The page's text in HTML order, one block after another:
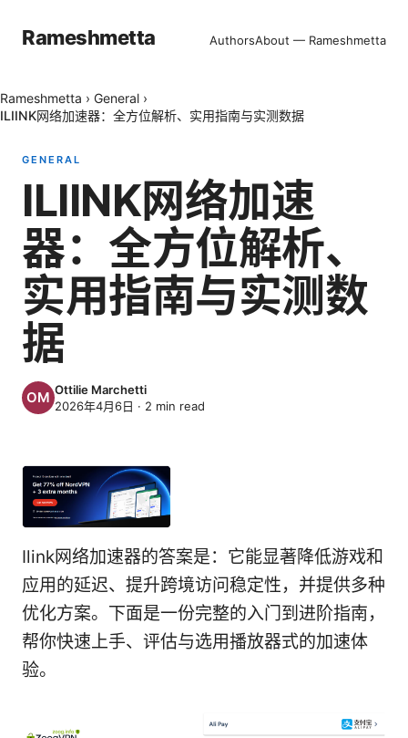
Rameshmetta AuthorsAbout — Rameshmetta
Rameshmetta › General ›
ILIINK网络加速器：全方位解析、实用指南与实测数据
GENERAL
ILIINK网络加速
器：全方位解析、
实用指南与实测数
据
Ottilie Marchetti
2026年4月6日 · 2 min read
Ilink网络加速器的答案是：它能显著降低游戏和
应用的延迟、提升跨境访问稳定性，并提供多种
优化方案。下面是一份完整的入门到进阶指南，
帮你快速上手、评估与选用播放器式的加速体
验。